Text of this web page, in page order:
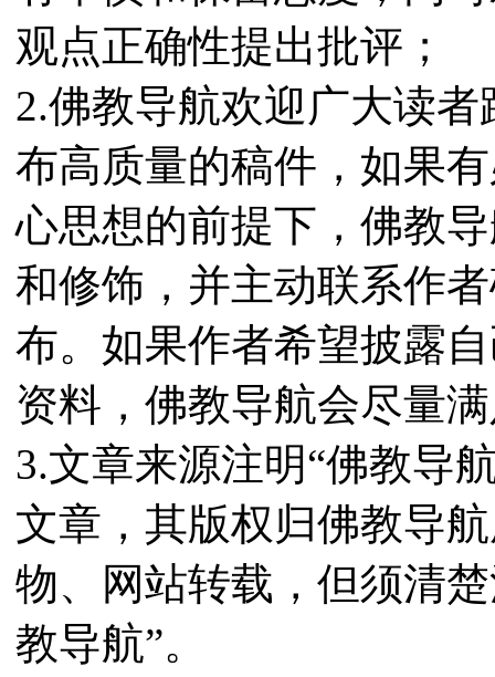
观点正确性提出批评；
2.佛教导航欢迎广大读
布高质量的稿件，如果
心思想的前提下，佛教
和修饰，并主动联系作
布。如果作者希望披露
资料，佛教导航会尽量
3.文章来源注明“佛教导
文章，其版权归佛教导
物、网站转载，但须清
教导航”。